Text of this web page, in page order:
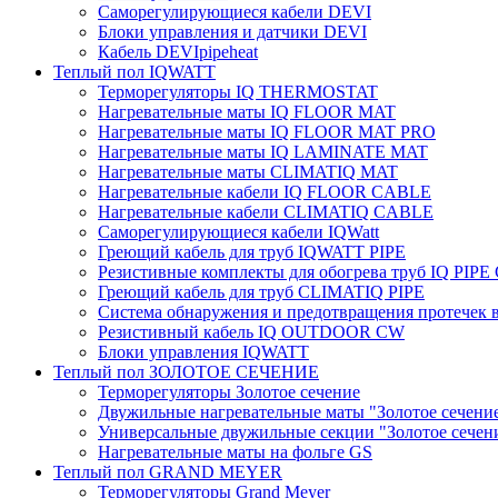
Саморегулирующиеся кабели DEVI
Блоки управления и датчики DEVI
Кабель DEVIpipeheat
Теплый пол IQWATT
Терморегуляторы IQ THERMOSTAT
Нагревательные маты IQ FLOOR MAT
Нагревательные маты IQ FLOOR MAT PRO
Нагревательные маты IQ LAMINATE MAT
Нагревательные маты CLIMATIQ MAT
Нагревательные кабели IQ FLOOR CABLE
Нагревательные кабели CLIMATIQ CABLE
Саморегулирующиеся кабели IQWatt
Греющий кабель для труб IQWATT PIPE
Резистивные комплекты для обогрева труб IQ PIPE
Греющий кабель для труб CLIMATIQ PIPE
Система обнаружения и предотвращения протечек
Резистивный кабель IQ OUTDOOR CW
Блоки управления IQWATT
Теплый пол ЗОЛОТОЕ СЕЧЕНИЕ
Терморегуляторы Золотое сечение
Двужильные нагревательные маты "Золотое
Универсальные двужильные секции "Золотое
Нагревательные маты на фольге GS
Теплый пол GRAND MEYER
Терморегуляторы Grand Meyer